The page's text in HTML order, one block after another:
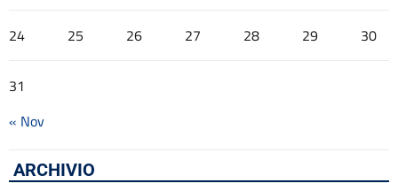
24 25 26 27 28 29 30
31
« Nov
ARCHIVIO